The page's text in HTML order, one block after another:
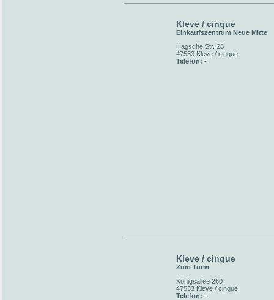
Kleve / cinque
Einkaufszentrum Neue Mitte
Hagsche Str. 28
47533 Kleve / cinque
Telefon: -
Kleve / cinque
Zum Turm
Königsallee 260
47533 Kleve / cinque
Telefon: -